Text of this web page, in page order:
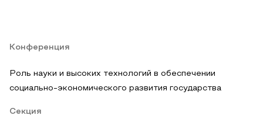
Конференция
Роль науки и высоких технологий в обеспечении
социально-экономического развития государства
Секция